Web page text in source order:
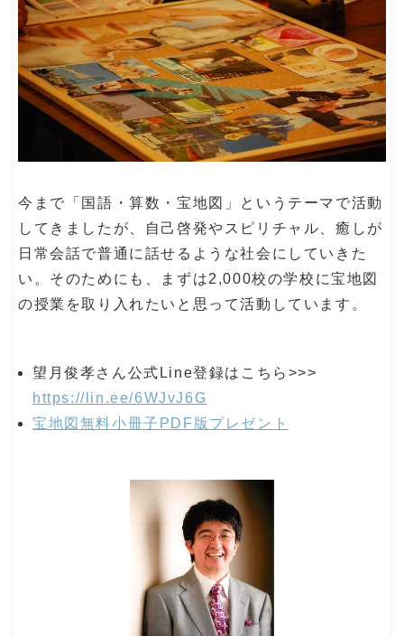
今まで「国語・算数・宝地図」というテーマで活動
してきましたが、自己啓発やスピリチャル、癒しが
日常会話で普通に話せるような社会にしていきた
い。そのためにも、まずは2,000校の学校に宝地図
の授業を取り入れたいと思って活動しています。
望月俊孝さん公式Line登録はこちら>>>
https://lin.ee/6WJvJ6G
宝地図無料小冊子PDF版プレゼント